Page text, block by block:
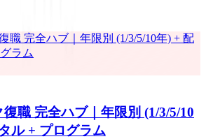
職 完全ハブ｜年限別 (1/3/5/10
ル + プログラム